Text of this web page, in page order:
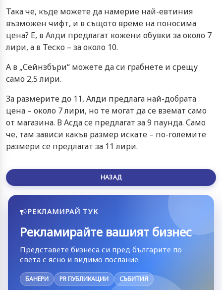
Така че, къде можете да намерие най-евтиния
възможен чифт, и в същото време на поносима
цена? Е, в Алди предлагат кожени обувки за около 7
лири, а в Теско – за около 10.
А в „Сейнзбъри“ можете да си грабнете и срещу
само 2,5 лири.
За размерите до 11, Алди предлага най-добрата
цена – около 7 лири, но те могат да се вземат само
от магазина. В Асда се предлагат за 9 паунда. Само
че, там зависи какъв размер искате – по-големите
размери се предлагат за 11 лири.
НАЗАД
РЕКЛАМИРАЙ ТУК
Рекламирайте вашият бизнес
Представете бизнеса си пред българите по
света с ясно и видимо послание.
БАНЕРИ PR ПУБЛИКАЦИИ СЪБИТИЯ